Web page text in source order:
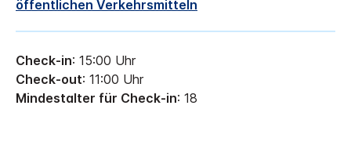
öffentlichen Verkehrsmitteln
Check-in: 15:00 Uhr
Check-out: 11:00 Uhr
Mindestalter für Check-in: 18